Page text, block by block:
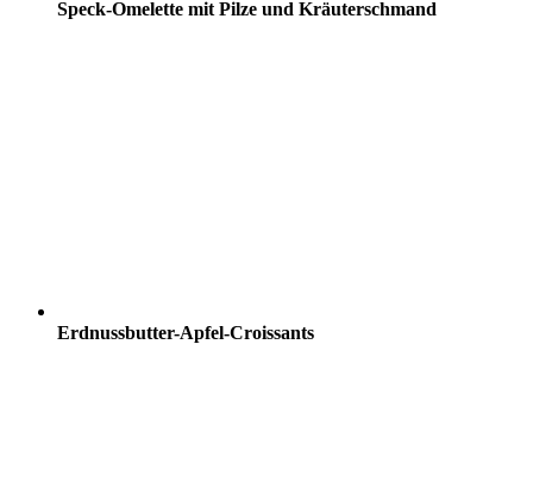
Speck-Omelette mit Pilze und Kräuterschmand
Erdnussbutter-Apfel-Croissants